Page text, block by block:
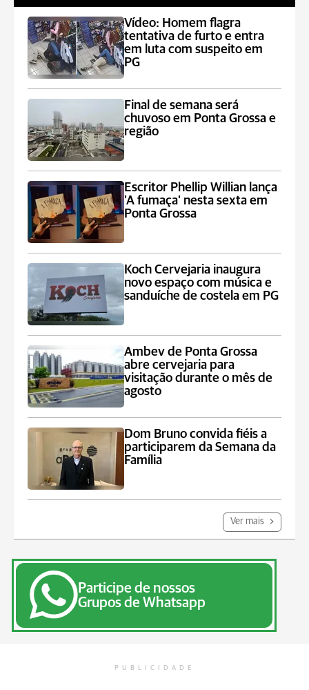
Vídeo: Homem flagra
tentativa de furto e entra
em luta com suspeito em
PG
Final de semana será
chuvoso em Ponta Grossa e
região
Escritor Phellip Willian lança
'A fumaça' nesta sexta em
Ponta Grossa
Koch Cervejaria inaugura
novo espaço com música e
sanduíche de costela em PG
Ambev de Ponta Grossa
abre cervejaria para
visitação durante o mês de
agosto
Dom Bruno convida fiéis a
participarem da Semana da
Família
Ver mais
Participe de nossos
Grupos de Whatsapp
PUBLICIDADE